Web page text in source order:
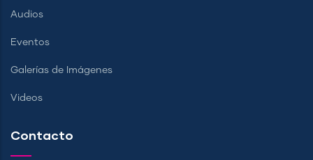
Audios
Eventos
Galerías de Imágenes
Videos
Contacto